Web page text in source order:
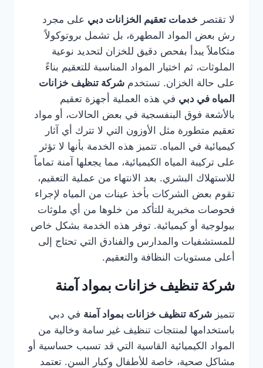
لا تقتصر خدمات تعقيم الخزانات دبي على مجرد
رش بعض المواد المطهرة، بل تشمل بروتوكولاً
متكاملاً يبدأ بفحص دقيق للخزان لتحديد نوعية
الملوثات، ثم اختيار المواد المناسبة للتعقيم بناءً
على حالة الخزان. تستخدم شركة تنظيف خزانات
المياه في دبي في هذه العملية أجهزة تعقيم
بالأشعة فوق البنفسجية في بعض الحالات، أو مواد
تعقيم متطورة مثل الأوزون التي لا تترك أي آثار
كيميائية في المياه. تتميز هذه الخدمة بأنها لا تؤثر
على تركيبة المياه الكيميائية، مما يجعلها آمنة تماماً
للاستهلاك البشري. بعد الانتهاء من عملية التعقيم،
تقوم بعض الشركات بأخذ عينات من المياه لإجراء
فحوصات مخبرية للتأكد من خلوها من أي ملوثات
بيولوجية أو كيميائية. توفر هذه الخدمة بشكل خاص
للمستشفيات والمدارس والفنادق التي تحتاج إلى
أعلى مستويات النظافة والتعقيم.
شركة تنظيف خزانات بمواد آمنة
تتميز شركة تنظيف خزانات بمواد آمنة في دبي
باستخدامها لمنتجات تنظيف غير سامة وخالية من
المواد الكيميائية القاسية التي قد تسبب حساسية أو
مشاكل صحية، خاصة للأطفال وكبار السن. تعتمد